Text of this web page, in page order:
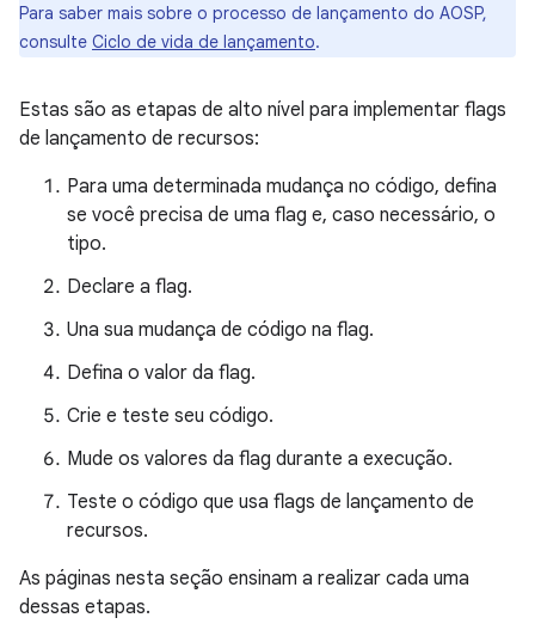
Para saber mais sobre o processo de lançamento do AOSP,
consulte Ciclo de vida de lançamento.
Estas são as etapas de alto nível para implementar flags
de lançamento de recursos:
Para uma determinada mudança no código, defina
se você precisa de uma flag e, caso necessário, o
tipo.
Declare a flag.
Una sua mudança de código na flag.
Defina o valor da flag.
Crie e teste seu código.
Mude os valores da flag durante a execução.
Teste o código que usa flags de lançamento de
recursos.
As páginas nesta seção ensinam a realizar cada uma
dessas etapas.